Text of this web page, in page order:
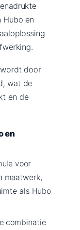
Hubo en
door
wat de
en de
en
voor
maatwerk,
als Hubo
combinatie